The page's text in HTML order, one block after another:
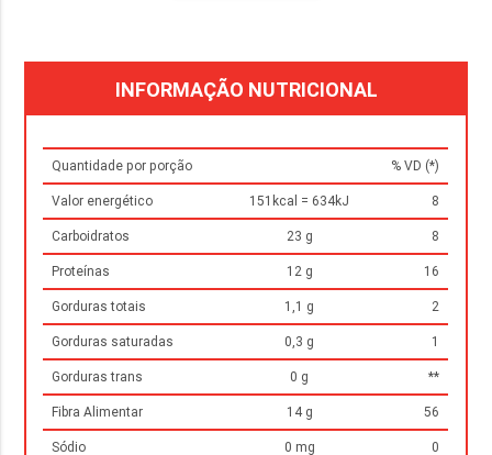
INFORMAÇÃO NUTRICIONAL
Quantidade por porção % VD (*)
Valor energético 151kcal = 634kJ 8
Carboidratos 23 g 8
Proteínas 12 g 16
Gorduras totais 1,1 g 2
Gorduras saturadas 0,3 g 1
Gorduras trans 0 g **
Fibra Alimentar 14 g 56
Sódio 0 mg 0